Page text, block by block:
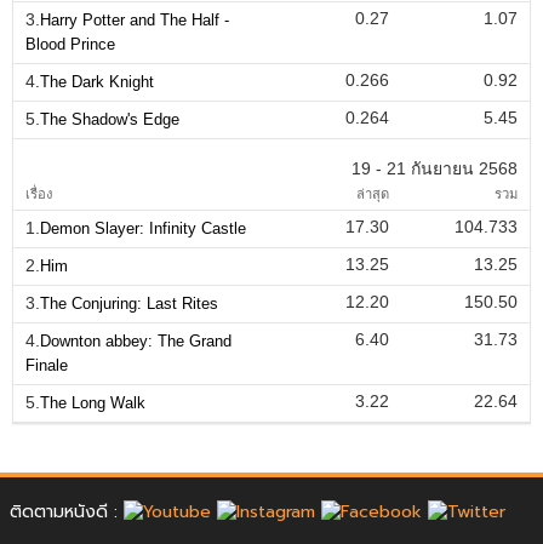
3. Harry Potter and The Half -
Blood Prince
0.27 1.07
4. The Dark Knight 0.266
0.92
5. The Shadow's Edge 0.264 5.45
19 - 21 กันยายน 2568
เรื่อง ล่าสุด รวม
1. Demon Slayer: Infinity Castle 17.30
104.733
2. Him 13.25
13.25
3. The Conjuring: Last Rites 12.20
150.50
4. Downton abbey: The Grand
Finale
6.40 31.73
5. The Long Walk 3.22 22.64
ติดตามหนังดี :